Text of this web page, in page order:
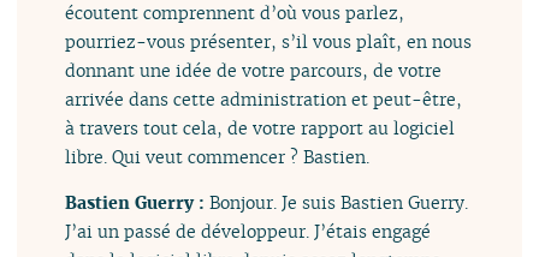
écoutent comprennent d’où vous parlez,
pourriez-vous présenter, s’il vous plaît, en nous
donnant une idée de votre parcours, de votre
arrivée dans cette administration et peut-être,
à travers tout cela, de votre rapport au logiciel
libre. Qui veut commencer ? Bastien.
Bastien Guerry :Bonjour. Je suis Bastien Guerry.
J’ai un passé de développeur. J’étais engagé